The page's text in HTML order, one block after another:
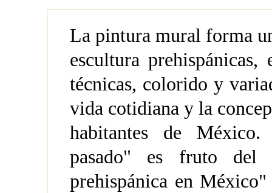
La pintura mural forma
escultura
técnicas, colorido y
vida cotidiana y la
habitantes de
pasado" es fruto del
prehispánica en